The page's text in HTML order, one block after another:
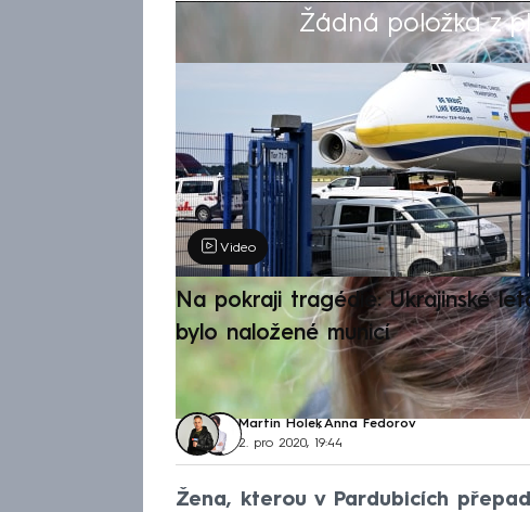
Žádná položka z
Výběr redakce
Video
Na pokraji tragédie: Ukrajinské
bylo naložené municí
Martin Holek, Anna Fedorov
2. pro 2020, 19:44
Žena, kterou v Pardubicích